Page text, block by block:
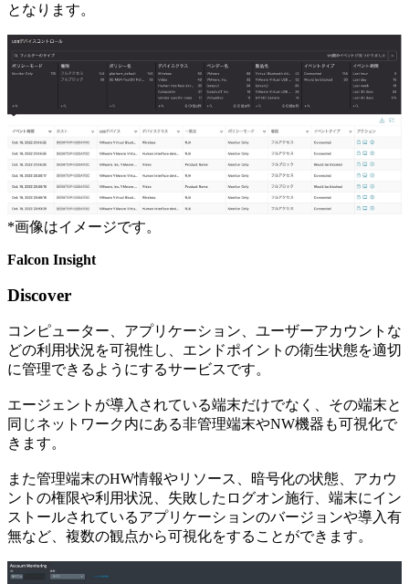
となります。
*画像はイメージです。
Falcon Insight
Discover
コンピューター、アプリケーション、ユーザーアカウントな
どの利⽤状況を可視性し、エンドポイントの衛⽣状態を適切
に管理できるようにするサービスです。
エージェントが導入されている端末だけでなく、その端末と
同じネットワーク内にある非管理端末やNW機器も可視化で
きます。
また管理端末のHW情報やリソース、暗号化の状態、アカウ
ントの権限や利用状況、失敗したログオン施行、端末にイン
ストールされているアプリケーションのバージョンや導入有
無など、複数の観点から可視化をすることができます。